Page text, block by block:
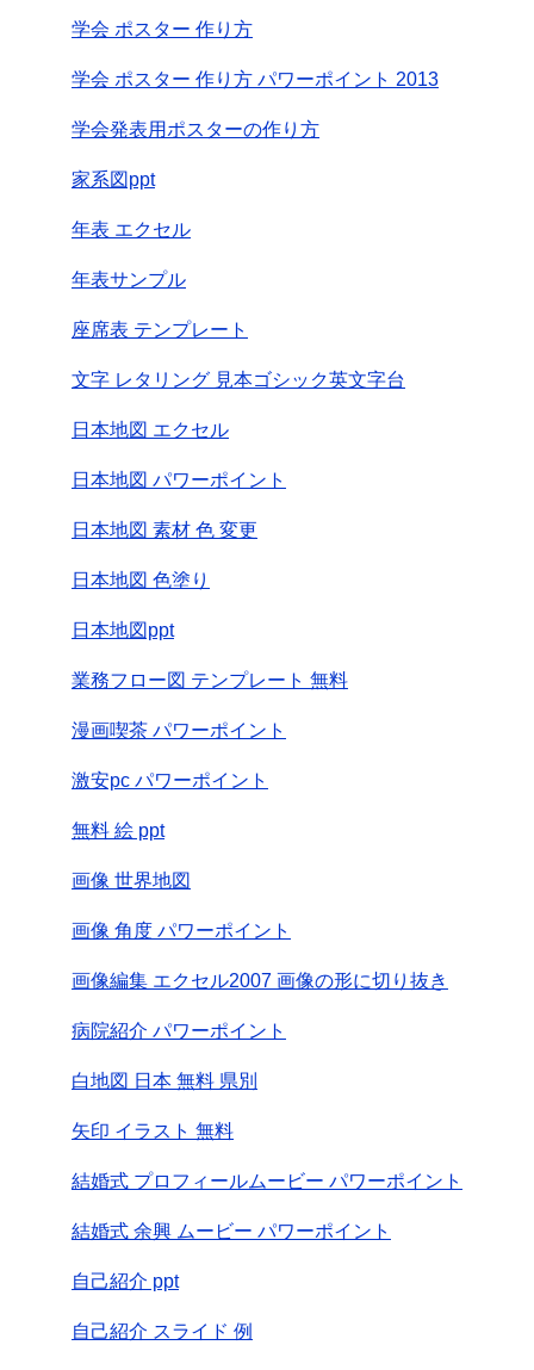
学会 ポスター 作り方
学会 ポスター 作り方 パワーポイント 2013
学会発表用ポスターの作り方
家系図ppt
年表 エクセル
年表サンプル
座席表 テンプレート
文字 レタリング 見本ゴシック英文字台
日本地図 エクセル
日本地図 パワーポイント
日本地図 素材 色 変更
日本地図 色塗り
日本地図ppt
業務フロー図 テンプレート 無料
漫画喫茶 パワーポイント
激安pc パワーポイント
無料 絵 ppt
画像 世界地図
画像 角度 パワーポイント
画像編集 エクセル2007 画像の形に切り抜き
病院紹介 パワーポイント
白地図 日本 無料 県別
矢印 イラスト 無料
結婚式 プロフィールムービー パワーポイント
結婚式 余興 ムービー パワーポイント
自己紹介 ppt
自己紹介 スライド 例